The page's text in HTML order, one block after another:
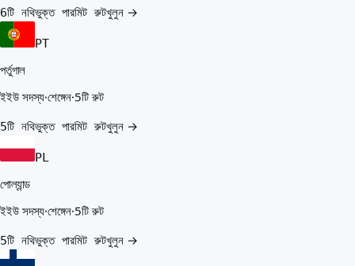
6টি নথিভুক্ত পারমিট রুটখুলুন →
PT
পর্তুগাল
ইইউ সদস্য·শেঙ্গেন·5টি রুট
5টি নথিভুক্ত পারমিট রুটখুলুন →
PL
পোল্যান্ড
ইইউ সদস্য·শেঙ্গেন·5টি রুট
5টি নথিভুক্ত পারমিট রুটখুলুন →